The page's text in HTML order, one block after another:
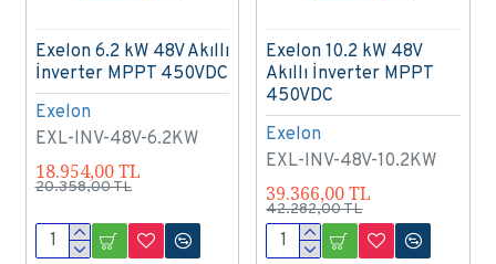
Exelon
EXL-INV-48V-6.2KW
Exelon 6.2 kW 48V Akıllı
İnverter MPPT 450VDC
18.954,00 TL
20.358,00 TL
Exelon
EXL-INV-48V-10.2KW
Exelon 10.2 kW 48V
Akıllı İnverter MPPT
450VDC
39.366,00 TL
42.282,00 TL